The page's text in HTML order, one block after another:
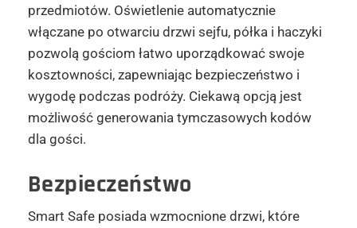
przedmiotów. Oświetlenie automatycznie
włączane po otwarciu drzwi sejfu, półka i haczyki
pozwolą gościom łatwo uporządkować swoje
kosztowności, zapewniając bezpieczeństwo i
wygodę podczas podróży. Ciekawą opcją jest
możliwość generowania tymczasowych kodów
dla gości.
Bezpieczeństwo
Smart Safe posiada wzmocnione drzwi, które